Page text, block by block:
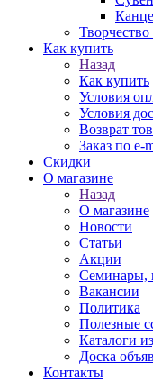
Как купить
Назад
Как купить
Условия
Условия
Возврат
Заказ по e-
Скидки
О магазине
Назад
О магазине
Новости
Статьи
Акции
Семинары,
Вакансии
Политика
Полезные
Каталоги
Доска
Контакты